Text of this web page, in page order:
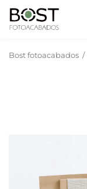
Bost fotoacabados /